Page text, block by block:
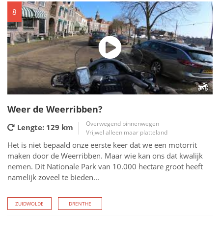
8
Weer de Weerribben?
Lengte: 129 km
Overwegend binnenwegen
Vrijwel alleen maar platteland
Het is niet bepaald onze eerste keer dat we een motorrit
maken door de Weerribben. Maar wie kan ons dat kwalijk
nemen. Dit Nationale Park van 10.000 hectare groot heeft
namelijk zoveel te bieden...
ZUIDWOLDE DRENTHE